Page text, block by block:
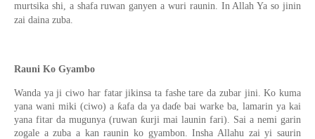
murtsika shi, a shafa ruwan ganyen a wuri raunin. In Allah Ya so jinin
zai daina zuba.
Rauni Ko Gyambo
Wanda ya ji ciwo har fatar jikinsa ta fashe tare da zubar jini. Ko kuma
yana wani miki (ciwo) a ƙafa da ya daɗe bai warke ba, lamarin ya kai
yana fitar da mugunya (ruwan ƙurji mai launin fari). Sai a nemi garin
zogale a zuba a kan raunin ko gyambon. Insha Allahu zai yi saurin